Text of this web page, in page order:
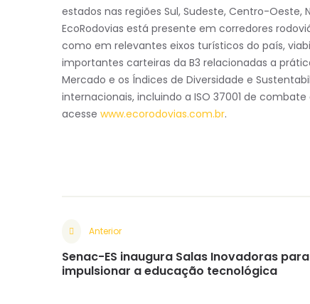
estados nas regiões Sul, Sudeste, Centro-Oeste,
EcoRodovias está presente em corredores
como em relevantes eixos turísticos do país,
importantes carteiras da B3 relacionadas a
Mercado e os Índices de Diversidade e
internacionais, incluindo a ISO 37001 de
acesse www.ecorodovias.com.br.
Anterior
Senac-ES inaugura Salas Inovadoras para
impulsionar a educação tecnológica